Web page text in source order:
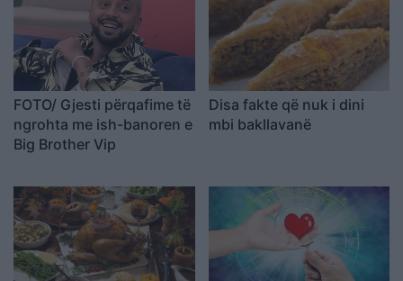
FOTO/ Gjesti përqafime të
ngrohta me ish-banoren e
Big Brother Vip
Disa fakte që nuk i dini
mbi bakllavanë